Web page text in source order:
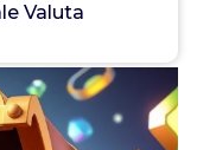
Valuta